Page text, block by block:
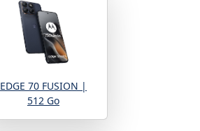
EDGE 70 FUSION |
512 Go